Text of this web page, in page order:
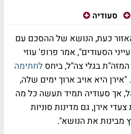
סעודיה
כעת, הנושא של ההסכם עם
הסעודים", אמר פרופ' עוזי
בגלי צה"ל, ביחס לחתימה
. "אירן היא אויב ארוך ימים שלה,
אך סעודיה תמיד תעשה כל מה
אירן, גם מדינות סוניות
מבינות את הנושא".